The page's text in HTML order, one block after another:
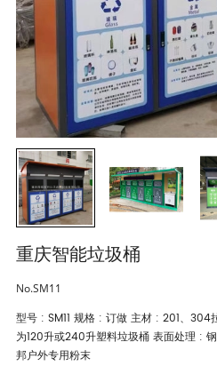
重庆智能垃圾桶
No.SM11
型号 : SM11 规格 : 订做 主材 : 201、
为120升或240升塑料垃圾桶 表面处理 :
邦户外专用粉末